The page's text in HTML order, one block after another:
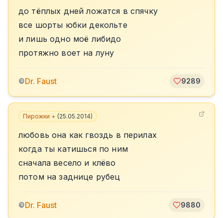
до тёплых дней ложатся в спячку
все шорты юбки декольте
и лишь одно моё либидо
протяжно воет на луну
©Dr. Faust 9289
Пирожки + (25.05.2014)
любовь она как гвоздь в перилах
когда ты катишься по ним
сначала весело и клёво
потом на заднице рубец
©Dr. Faust 9880